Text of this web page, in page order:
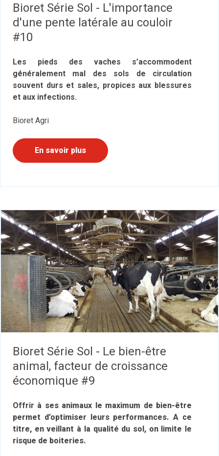
Bioret Série Sol - L'importance
d'une pente latérale au couloir
#10
Les pieds des vaches s’accommodent
généralement mal des sols de circulation
souvent durs et sales, propices aux blessures
et aux infections.
Bioret Agri
En savoir plus
Bioret Série Sol - Le bien-être
animal, facteur de croissance
économique #9
Offrir à ses animaux le maximum de bien-être
permet d’optimiser leurs performances. A ce
titre, en veillant à la qualité du sol, on limite le
risque de boiteries.